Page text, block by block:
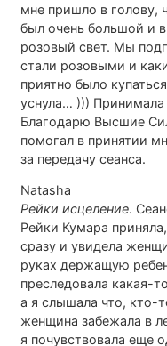
мне пришло в голову,
был очень большой и
розовый свет. Мы
стали розовыми и
приятно было
уснула… )))
Благодарю Высшие
помогал в принятии
за передачу сеанса.
Natasha
Рейки исцеление.
Рейки Кумара
сразу и увидела
руках держащую
преследовала какая-
а я слышала что, кто-
женщина забежала в
я почувствовала еще